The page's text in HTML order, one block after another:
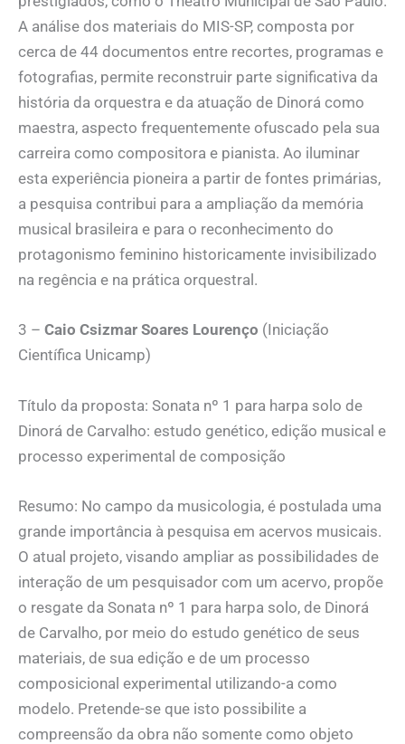
A análise dos materiais do MIS-SP, composta por
cerca de 44 documentos entre recortes, programas e
fotografias, permite reconstruir parte significativa da
história da orquestra e da atuação de Dinorá como
maestra, aspecto frequentemente ofuscado pela sua
carreira como compositora e pianista. Ao iluminar
esta experiência pioneira a partir de fontes primárias,
a pesquisa contribui para a ampliação da memória
musical brasileira e para o reconhecimento do
protagonismo feminino historicamente invisibilizado
na regência e na prática orquestral.
3 – Caio Csizmar Soares Lourenço (Iniciação
Científica Unicamp)
Título da proposta: Sonata nº 1 para harpa solo de
Dinorá de Carvalho: estudo genético, edição musical e
processo experimental de composição
Resumo: No campo da musicologia, é postulada uma
grande importância à pesquisa em acervos musicais.
O atual projeto, visando ampliar as possibilidades de
interação de um pesquisador com um acervo, propõe
o resgate da Sonata nº 1 para harpa solo, de Dinorá
de Carvalho, por meio do estudo genético de seus
materiais, de sua edição e de um processo
composicional experimental utilizando-a como
modelo. Pretende-se que isto possibilite a
compreensão da obra não somente como objeto